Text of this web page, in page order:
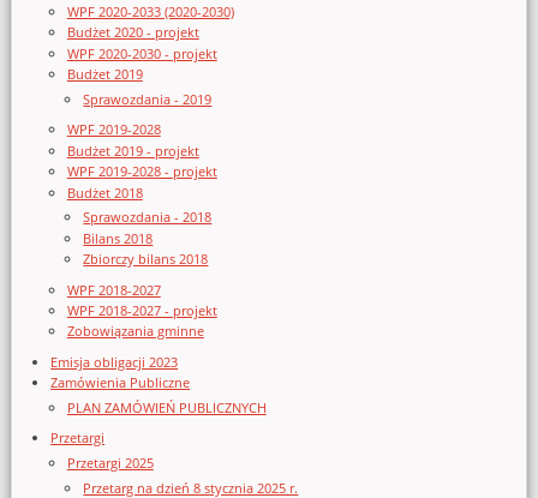
WPF 2020-2033 (2020-2030)
Budżet 2020 - projekt
WPF 2020-2030 - projekt
Budżet 2019
Sprawozdania - 2019
WPF 2019-2028
Budżet 2019 - projekt
WPF 2019-2028 - projekt
Budżet 2018
Sprawozdania - 2018
Bilans 2018
Zbiorczy bilans 2018
WPF 2018-2027
WPF 2018-2027 - projekt
Zobowiązania gminne
Emisja obligacji 2023
Zamówienia Publiczne
PLAN ZAMÓWIEŃ PUBLICZNYCH
Przetargi
Przetargi 2025
Przetarg na dzień 8 stycznia 2025 r.